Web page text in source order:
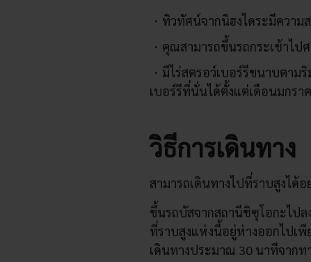
ทิวทัศน์จากนิฮงไดระมีความ
คุณสามารถขึ้นรถกระเช้าไป
มีไร่สตรอว์เบอร์รีขนาบตาม
เบอร์รีที่นั่นได้ตั้งแต่เดือนมกร
วิธีการเดินทาง
สามารถเดินทางไปที่ราบสูงได้
ขึ้นรถบัสจากสถานีชิซุโอกะไปล
ที่ราบสูงแห่งนี้อยู่ห่างออกไปเพี
เดินทางประมาณ 30 นาทีจากท